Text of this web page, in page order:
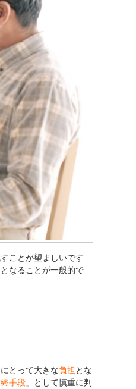
ことが望ましいです
なることが一般的で
とって大きな負担 とな
手段 」として慎重に判